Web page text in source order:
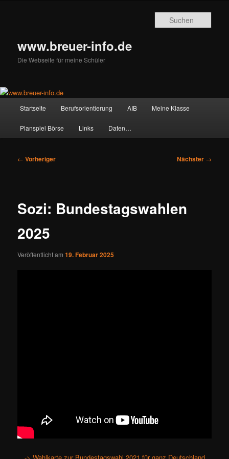
www.breuer-info.de
Die Webseite für meine Schüler
Startseite Berufsorientierung AIB Meine Klasse
Planspiel Börse Links Daten…
Beitragsnavigation
← Vorheriger Nächster →
Sozi: Bundestagswahlen
2025
Veröffentlicht am19. Februar 2025